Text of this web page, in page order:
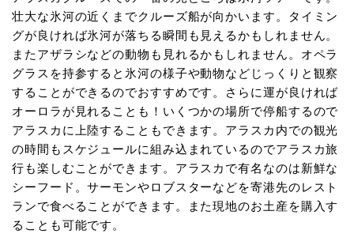
壮大な氷河の近くまでクルーズ船が向かいます。タイミン
グが良ければ氷河が落ちる瞬間も見えるかもしれません。
またアザラシなどの動物も見れるかもしれません。オペラ
グラスを持参すると氷河の様子や動物などじっくりと観察
することができるのでおすすめです。さらに運が良ければ
オーロラが見れることも！いくつかの場所で停船するので
アラスカに上陸することもできます。アラスカ内での観光
の時間もスケジュールに組み込まれているのでアラスカ旅
行も楽しむことができます。アラスカで有名なのは新鮮な
シーフード。サーモンやロブスターなどを寄港先のレスト
ランで食べることができます。また現地のお土産を購入す
ることも可能です。